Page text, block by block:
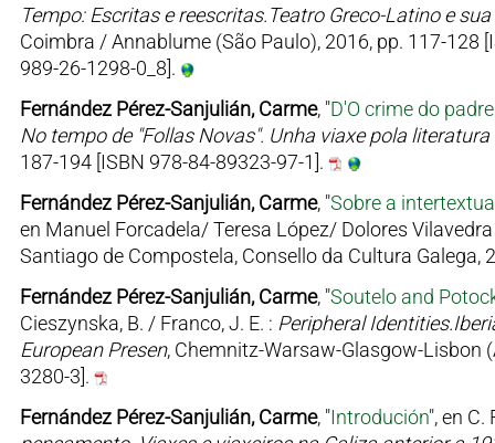
Tempo: Escritas e reescritas.Teatro Greco-Latino e
Coimbra / Annablume (São Paulo), 2016, pp. 117-
989-26-1298-0_8].
Fernández Pérez-Sanjulián, Carme, "D'O crime do
No tempo de "Follas Novas". Unha viaxe pola
187-194 [ISBN 978-84-89323-97-1].
Fernández Pérez-Sanjulián, Carme, "Sobre a
en Manuel Forcadela/ Teresa López/ Dolores
Santiago de Compostela, Consello da Cultura
Fernández Pérez-Sanjulián, Carme, "Soutelo and
Cieszynska, B. / Franco, J. E. : Peripheral
European Presen, Chemnitz-Warsaw-Glasgow-Lisbon
3280-3].
Fernández Pérez-Sanjulián, Carme, "Introdución", en